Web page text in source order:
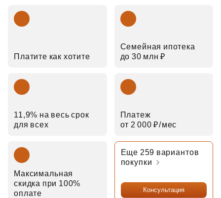
Платите как хотите
Семейная ипотека
до 30 млн ₽
11,9% на весь срок
для всех
Платеж
от 2 000 ₽⁠/⁠мес
Максимальная
скидка при 100%
оплате
Еще 259 вариантов
покупки
Консультация